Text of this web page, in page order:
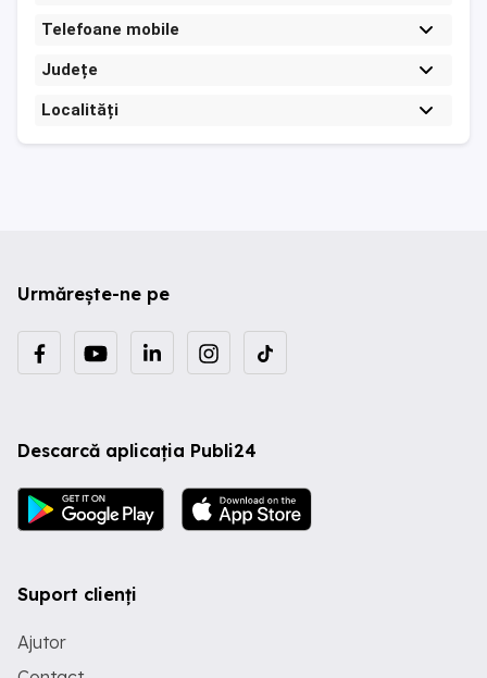
Telefoane mobile
Județe
Localități
Urmărește-ne pe
Descarcă aplicația Publi24
Suport clienți
Ajutor